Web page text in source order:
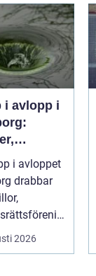
i avlopp i
och
kan
i avloppet
drabbar
2026